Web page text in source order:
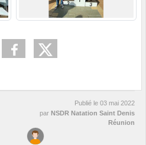
Publié le 03 mai 2022
par NSDR Natation Saint Denis
Réunion